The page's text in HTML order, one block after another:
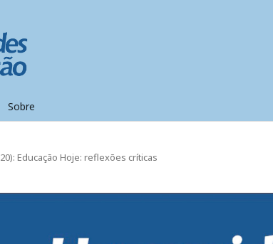
Sobre
Educação Hoje: reflexões críticas